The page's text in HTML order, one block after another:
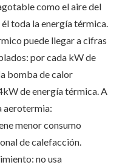
como el aire del
toda la energía térmica.
puede llegar a cifras
por cada kW de
bomba de calor
de energía térmica. A
aerotermia:
menor consumo
de calefacción.
no usa